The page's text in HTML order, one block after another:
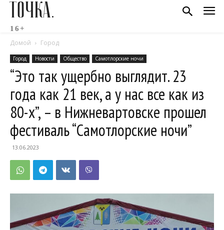
ТОЧКА.
16+
Домой Город
Город Новости Общество Самотлорские ночи
“Это так ущербно выглядит. 23
года как 21 век, а у нас все как из
80-х”, – в Нижневартовске прошел
фестиваль “Самотлорские ночи”
13.06.2023